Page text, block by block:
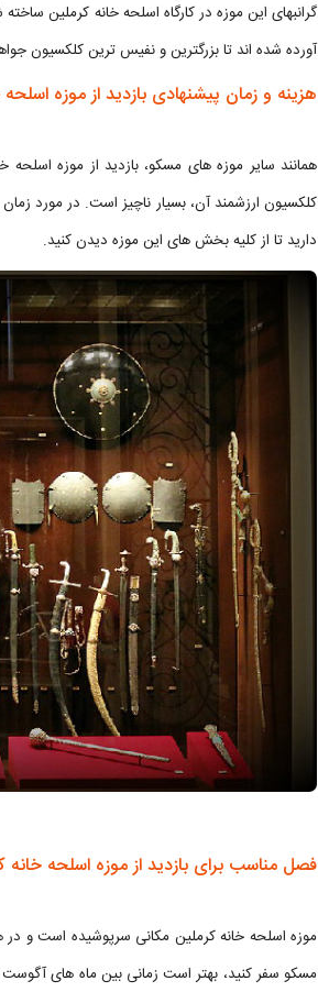
گرانبهای این موزه در کارگاه اسلحه خانه کرملین
آورده شده اند تا بزرگترین و نفیس ترین کلکسیون
هزینه و زمان پیشنهادی بازدید از موزه
همانند سایر موزه های مسکو، بازدید از موزه
کلکسیون ارزشمند آن، بسیار ناچیز است. در مورد
دارید تا از کلیه بخش های این موزه دیدن کنید.
فصل مناسب برای بازدید از موزه اسلحه
موزه اسلحه خانه کرملین مکانی سرپوشیده است و در
مسکو سفر کنید، بهتر است زمانی بین ماه های آگوست